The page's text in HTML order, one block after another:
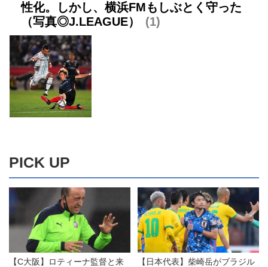
性化。しかし、横浜FMもしぶとく守った
（写真◎J.LEAGUE）
1
PICK UP
【C大阪】ロティーナ監督と来
【日本代表】柴崎岳がブラジル